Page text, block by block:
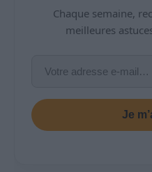
Chaque semaine,
meilleures
Je